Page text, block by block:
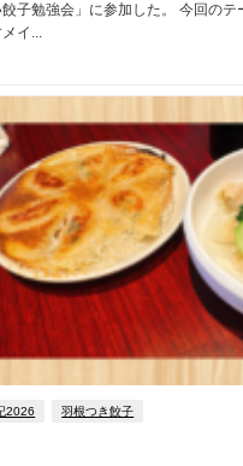
子勉強会」に参加した。 今回のテ
イ...
2026 羽根つき餃子